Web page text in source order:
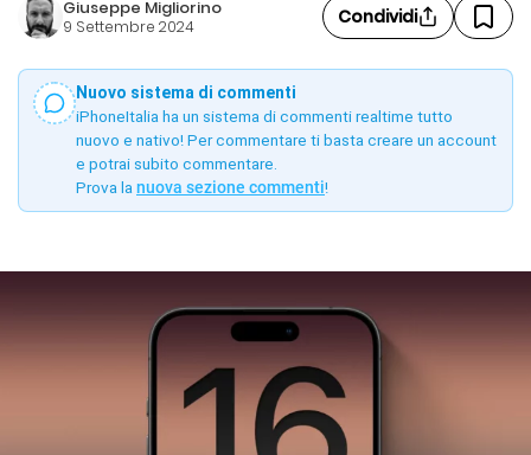
Giuseppe Migliorino
9 Settembre 2024 Condividi
Nuovo sistema di commenti
iPhoneItalia ha un sistema di commenti realtime tutto
nuovo e nativo! Per commentare ti basta creare un account
e potrai subito commentare.
Prova la nuova sezione commenti!